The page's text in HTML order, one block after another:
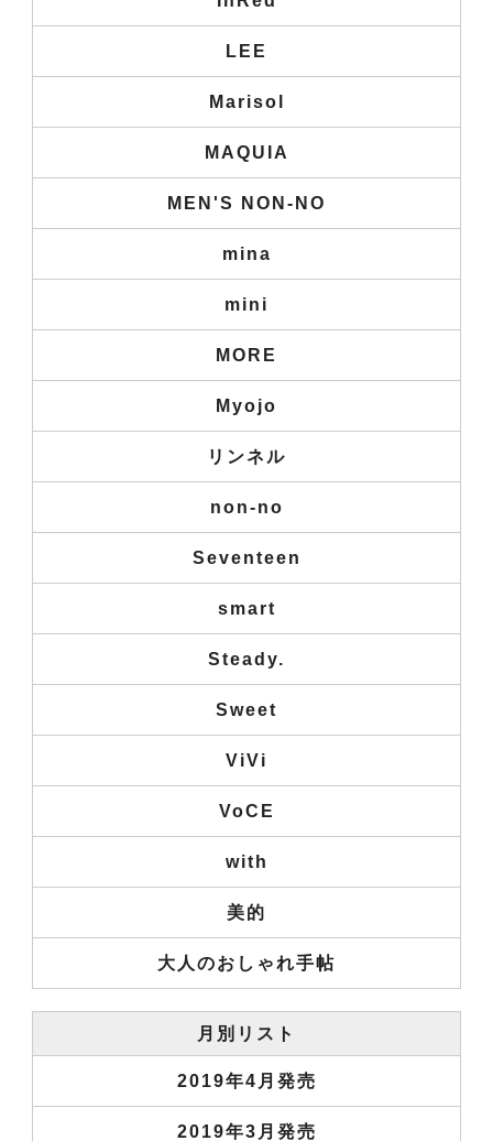
LEE
Marisol
MAQUIA
MEN'S NON-NO
mina
mini
MORE
Myojo
リンネル
non-no
Seventeen
smart
Steady.
Sweet
ViVi
VoCE
with
美的
大人のおしゃれ手帖
月別リスト
2019年4月発売
2019年3月発売